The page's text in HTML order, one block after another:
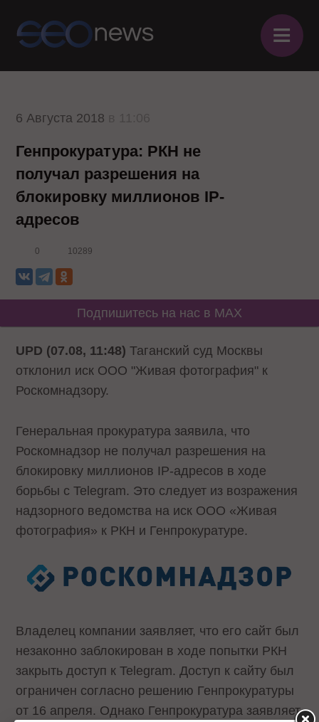
≡
6 Августа 2018
Генпрокуратура: РКН не
получал разрешения на
блокировку миллионов IP-
адресов
0 10289
Подпишитесь на нас в MAX
UPD (07.08, 11:48)Таганский суд Москвы
отклонил иск ООО "Живая фотография" к
Роскомнадзору.
Генеральная прокуратура заявила, что
Роскомнадзор не получал разрешения на
блокировку миллионов IP-адресов в ходе
борьбы с Telegram. Это следует из возражения
надзорного ведомства на иск ООО «Живая
фотография» к РКН и Генпрокуратуре.
Владелец компании заявляет, что его сайт был
незаконно заблокирован в ходе попытки РКН
закрыть доступ к Telegram. Доступ к сайту был
ограничен согласно решению Генпрокуратуры
от 16 апреля. Однако Генпрокуратура заявляет,